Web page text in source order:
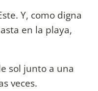
Y, como digna
en la playa,
sol junto a una
veces.